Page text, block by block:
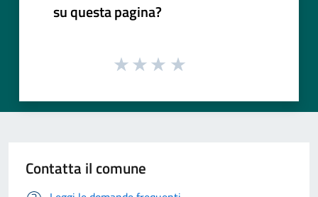
su questa pagina?
Contatta il comune